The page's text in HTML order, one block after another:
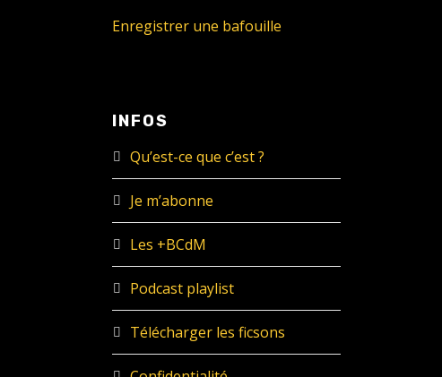
Enregistrer une bafouille
INFOS
Qu’est-ce que c’est ?
Je m’abonne
Les +BCdM
Podcast playlist
Télécharger les ficsons